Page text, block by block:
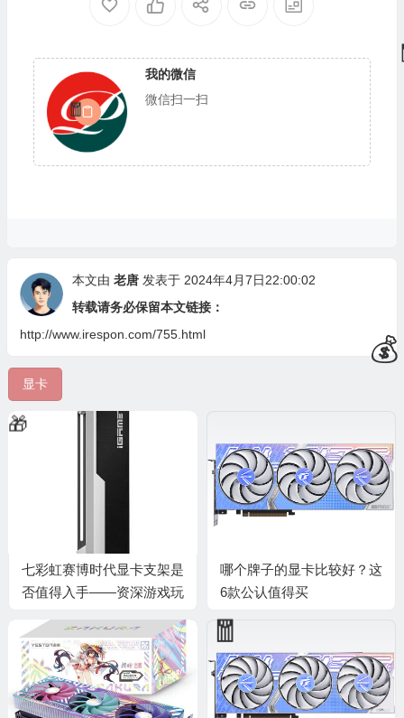
我的微信
微信扫一扫
本文由 老唐发表于 2024年4月7日22:00:02
转载请务必保留本文链接：
http://www.irespon.com/755.html
显卡
七彩虹赛博时代显卡支架是
否值得入手——资深游戏玩
哪个牌子的显卡比较好？这
6款公认值得买